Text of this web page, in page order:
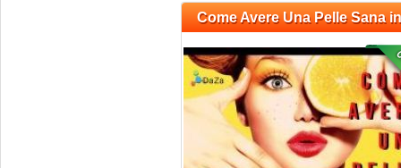
Come Avere Una Pelle Sana